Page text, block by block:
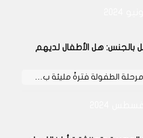
بالجنس: هل الأطفال لديهم
الطفولة فترةً مليئة ب…